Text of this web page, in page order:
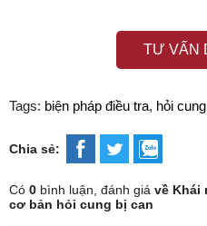
TƯ VẤN
Tags: biện pháp điều tra, hỏi
Chia sẻ:
Có 0 bình luận, đánh giá về Khái
cơ bản hỏi cung bị can